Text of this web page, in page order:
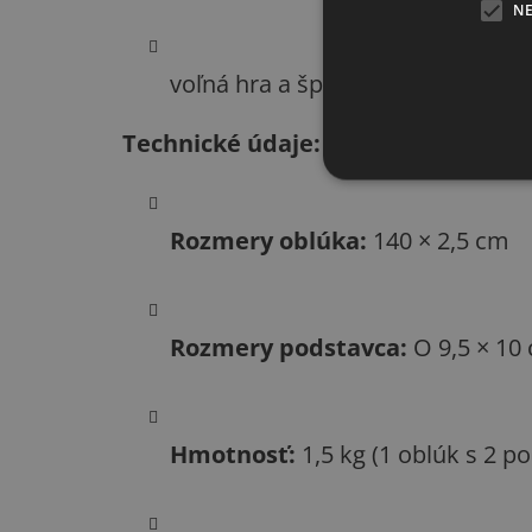
voľná hra a športové aktivity pre
Technické údaje:
Rozmery oblúka: 140 × 2,5 cm
Rozmery podstavca: O 9,5 × 10
Hmotnosť: 1,5 kg (1 oblúk s 2